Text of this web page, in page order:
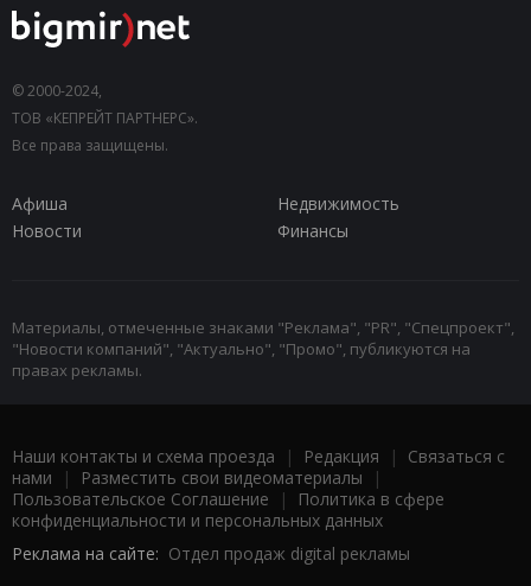
© 2000-2024,
ТОВ «КЕПРЕЙТ ПАРТНЕРС».
Все права защищены.
Афиша
Недвижимость
Новости
Финансы
Материалы, отмеченные знаками "Реклама", "PR", "Спецпроект",
"Новости компаний", "Актуально", "Промо", публикуются на
правах рекламы.
Наши контакты и схема проезда | Редакция | Связаться с
нами | Разместить свои видеоматериалы |
Пользовательское Соглашение |
Политика в сфере
конфиденциальности и персональных данных
Реклама на сайте: Отдел продаж digital рекламы